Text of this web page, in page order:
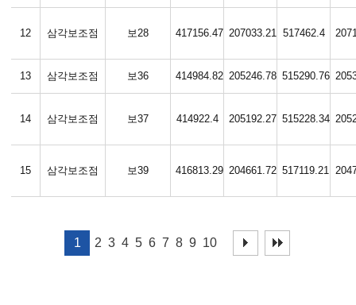
12 삼각보조점 보28 417156.47 207033.21 517462.4
13 삼각보조점 보36 414984.82 205246.78 515290.76
14 삼각보조점 보37 414922.4 205192.27 515228.34
15 삼각보조점 보39 416813.29 204661.72 517119.21
1 2 3 4 5 6 7 8 9 10